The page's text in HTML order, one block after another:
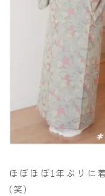
ほぼほぼ1年ぶりに
(笑)